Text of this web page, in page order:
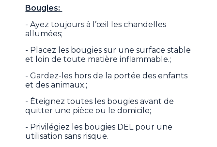
Bougies:
- Ayez toujours à l’œil les chandelles
allumées;
- Placez les bougies sur une surface stable
et loin de toute matière inflammable.;
- Gardez-les hors de la portée des enfants
et des animaux.;
- Éteignez toutes les bougies avant de
quitter une pièce ou le domicile;
- Privilégiez les bougies DEL pour une
utilisation sans risque.